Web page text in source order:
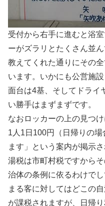
受付から右手に進むと浴
ーがズラリとたくさん並
教えてくれた通りにその
います。いかにも公営施
面台は4基、そしてドライ
い勝手はまずまずです。
なおロッカーの上の見つ
1人1日100円（日帰りの
ます」という案内が掲示
湯税は市町村税ですから
治体の条例に依るわけで
まる客に対してはどこの
が課税されますが、日帰